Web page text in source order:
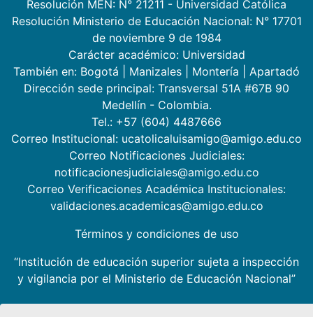
Resolución MEN: N° 21211 - Universidad Católica
Resolución Ministerio de Educación Nacional: N° 17701
de noviembre 9 de 1984
Carácter académico: Universidad
También en: Bogotá Manizales Montería
Apartadó
Dirección sede principal: Transversal 51A #67B 90
Medellín - Colombia.
Tel.: +57 (604) 4487666
Correo Institucional: ucatolicaluisamigo@amigo.edu.co
Correo Notificaciones Judiciales:
notificacionesjudiciales@amigo.edu.co
Correo Verificaciones Académica Institucionales:
validaciones.academicas@amigo.edu.co
Términos y condiciones de uso
“Institución de educación superior sujeta a inspección
y vigilancia por el Ministerio de Educación Nacional”